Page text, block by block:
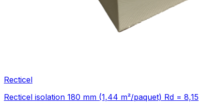
Recticel
Recticel isolation 180 mm (1,44 m²/paquet) Rd = 8,15